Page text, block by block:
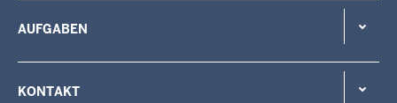
AUFGABEN
KONTAKT